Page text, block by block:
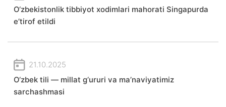
O‘zbekistonlik tibbiyot xodimlari mahorati Singapurda
e’tirof etildi
21.10.2025
O‘zbek tili — millat g‘ururi va ma’naviyatimiz
sarchashmasi